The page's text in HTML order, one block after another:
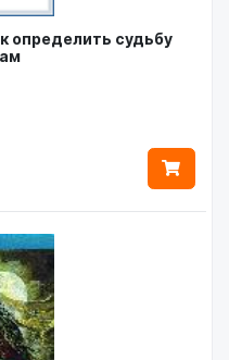
определить судьбу